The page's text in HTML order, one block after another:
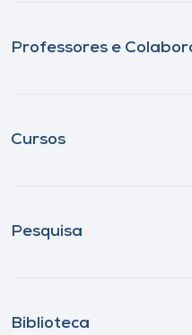
Professores e
Cursos
Pesquisa
Biblioteca